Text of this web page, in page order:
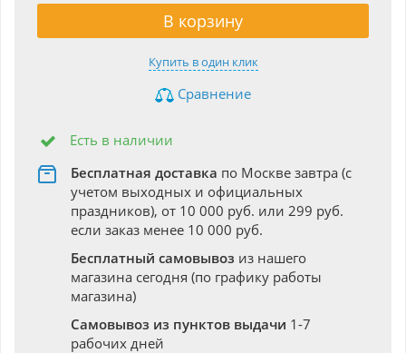
В корзину
Купить в один клик
Сравнение
Есть в наличии
Бесплатная доставка по Москве завтра (с
учетом выходных и официальных
праздников), от 10 000 руб. или 299 руб.
если заказ менее 10 000 руб.
Бесплатный самовывоз из нашего
магазина сегодня (по графику работы
магазина)
Самовывоз из пунктов выдачи 1-7
рабочих дней